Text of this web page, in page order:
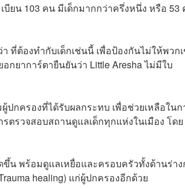
ยน 103 คน มีเด็กมากกว่าครึ่งหนึ่ง หรือ 53
ที่ต้องทำกับเด็กเช่นนี้ เพื่อป้องกันไม่ให้พวก
กยาการ์ตายืนยันว่า Little Aresha ไม่มีใบ
ปกครองที่ได้รับผลกระทบ เพื่อช่วยเหลือในก
ตรวจสอบสถานดูแลเด็กทุกแห่งในเมือง โดย
น พร้อมดูแลเหยื่อและครอบครัวทั้งด้านร่าง
healing) แก่ผู้ปกครองอีกด้วย